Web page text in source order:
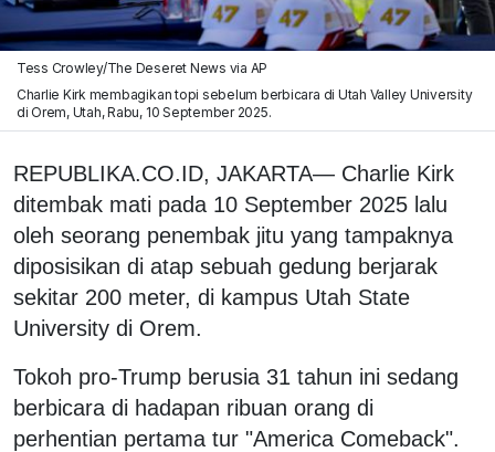
Tess Crowley/The Deseret News via AP
Charlie Kirk membagikan topi sebelum berbicara di Utah Valley University
di Orem, Utah, Rabu, 10 September 2025.
REPUBLIKA.CO.ID, JAKARTA— Charlie Kirk
ditembak mati pada 10 September 2025 lalu
oleh seorang penembak jitu yang tampaknya
diposisikan di atap sebuah gedung berjarak
sekitar 200 meter, di kampus Utah State
University di Orem.
Tokoh pro-Trump berusia 31 tahun ini sedang
berbicara di hadapan ribuan orang di
perhentian pertama tur "America Comeback".